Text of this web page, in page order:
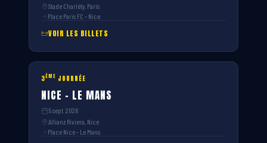
Stade Charléty, Paris
Place Paris FC – Nice
VOIR LES BILLETS
3ÈME JOURNÉE
NICE – LE MANS
5 sept. 2026
Allianz Riviera, Nice
Place Nice – Le Mans